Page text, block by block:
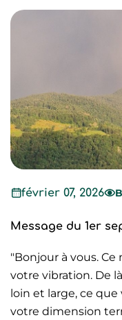
février 07, 2026
Message du 1er
"Bonjour à vous.
votre vibration. De
loin et large, ce que
votre dimension